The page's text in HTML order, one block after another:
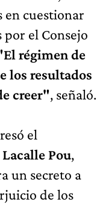
en cuestionar
el Consejo
régimen de
los resultados
creer", señaló.
el
Pou,
un secreto a
de los